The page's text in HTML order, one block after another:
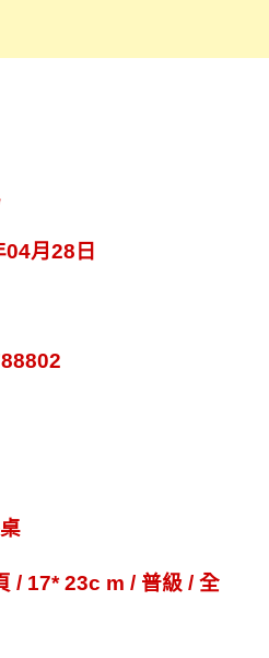
04月 28 日
/ 17* 23c m / 普級/ 全